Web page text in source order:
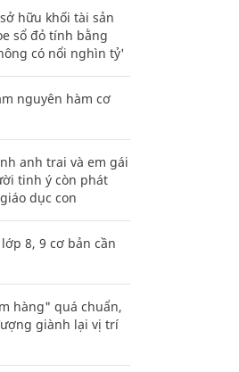
hữu khối tài sản
sổ đỏ tính bằng
có nổi nghìn tỷ'
nguyên hàm cơ
anh trai và em gái
tinh ý còn phát
dục con
8, 9 cơ bản cần
hàng" quá chuẩn,
giành lại vị trí